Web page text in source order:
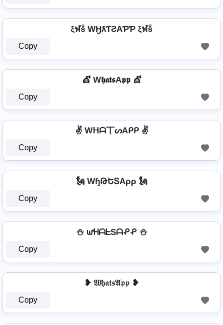
ξฬṧ WӇƛƬƧAƤƤ ξฬṧ
Copy
💇️ W𝖍𝖆𝖙𝖘A𝖕𝖕 💇️
Copy
✌ Wᕼᗩ丅ᔕAᑭᑭ ✌
Copy
🗽 WɧԹԵՏAρρ 🗽
Copy
⛄ ᘺᕼᗩᖶSᗩᕵᕵ ⛄
Copy
❥ 𝔚𝔥𝔞𝔱𝔰𝔄𝔭𝔭 ❥
Copy